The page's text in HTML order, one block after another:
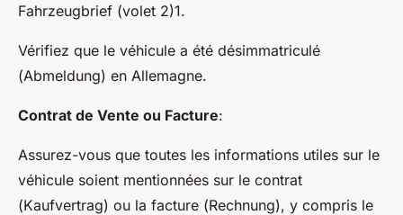
Fahrzeugbrief (volet 2)1.
Vérifiez que le véhicule a été désimmatriculé
(Abmeldung) en Allemagne.
Contrat de Vente ou Facture:
Assurez-vous que toutes les informations utiles sur le
véhicule soient mentionnées sur le contrat
(Kaufvertrag) ou la facture (Rechnung), y compris le